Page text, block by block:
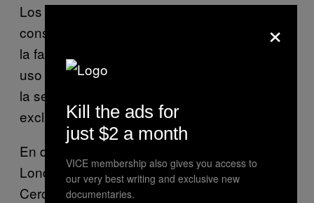
Los problemas experimentados en Orly no
constituyen el primer incidente que subraya
la falta de recursos de los aeropuertos. El
uso de sistemas desfasados para garantizar
la seguridad en el cielo no es un problema
exclusivo de Francia.
En diciembre de 2014, el espacio aéreo de
Londres fue cerrado durante 36 minutos.
Cerca de cincuenta vuelos fueron
×
Kill the ads for
just $2 a month
VICE membership also gives you access to
our very best writing and exclusive new
documentaries.